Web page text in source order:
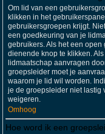
Om lid van een
klikken in het
gebruikersgroepen krijgt.
een goedkeuring van je
gebruikers. Als het een
dienende knop te klikken.
lidmaatschap aanvragen
groepsleider moet je
waarom je lid wil worden.
je de groepsleider niet lastig
weigeren.
Omhoog
Hoe word ik een